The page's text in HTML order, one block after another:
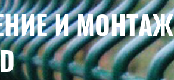
И МОНТАЖ